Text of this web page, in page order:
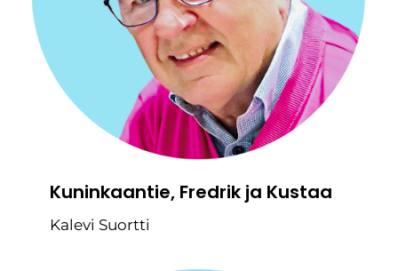
Kuninkaantie, Fredrik ja Kustaa
Kalevi Suortti